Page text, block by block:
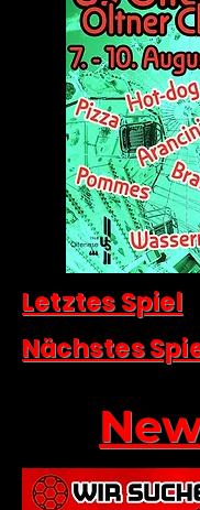
Letztes Spiel
Nächstes